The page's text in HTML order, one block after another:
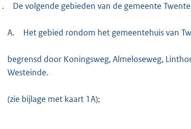
De volgende gebieden van de gemeente
A. Het gebied rondom het gemeentehuis van
begrensd door Koningsweg, Almeloseweg,
Westeinde.
(zie bijlage met kaart 1A);